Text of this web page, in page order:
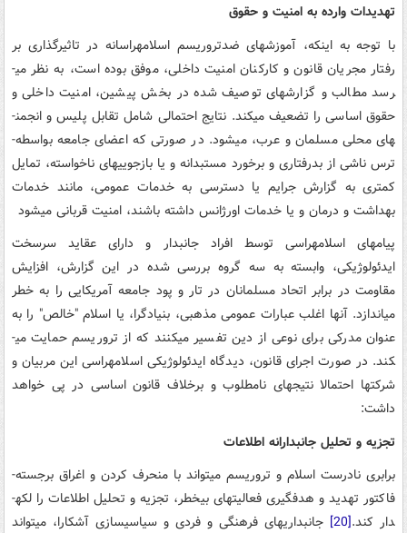
تهدیدات وارده به امنیت و حقوق
با توجه به اینکه، آموزش­های ضدتروریسم اسلام­هراسانه در تاثیرگذاری بر
رفتار مجریان قانون و کارکنان امنیت داخلی، موفق بوده است، به نظر می­
رسد مطالب و گزارش­های توصیف شده در بخش پیشین، امنیت داخلی و
حقوق اساسی را تضعیف می­کند. نتایج احتمالی شامل تقابل پلیس و انجمن­
های محلی مسلمان و عرب، می­شود. در صورتی که اعضای جامعه بواسطه­
ترس ناشی از بدرفتاری و برخورد مستبدانه و یا بازجویی­های ناخواسته، تمایل
کمتری به گزارش جرایم یا دسترسی به خدمات عمومی، مانند خدمات
بهداشت و درمان و یا خدمات اورژانس داشته باشند، امنیت قربانی می­شود
پیام­های اسلام­هراسی توسط افراد جانبدار و دارای عقاید سرسخت
ایدئولوژیکی، وابسته به سه گروه بررسی شده در این گزارش، افزایش
مقاومت در برابر اتحاد مسلمانان در تار و پود جامعه آمریکایی را به خطر
می­اندازد. آنها اغلب عبارات عمومی مذهبی، بنیادگرا، یا اسلام "خالص" را به
عنوان مدرکی برای نوعی از دین تفسیر می­کنند که از تروریسم حمایت می­
کند. در صورت اجرای قانون، دیدگاه ایدئولوژیکی اسلام­هراسی این مربیان و
شرکت­ها احتمالا نتیجه­ای نامطلوب و برخلاف قانون اساسی در پی خواهد
داشت:
تجزیه و تحلیل جانبدارانه­ اطلاعات
برابری نادرست اسلام و تروریسم می­تواند با منحرف کردن و اغراق برجسته­
فاکتور تهدید و هدف­گیری فعالیت­های بی­خطر، تجزیه و تحلیل اطلاعات را لکه­
دار کند.[20]
جانبداری­های فرهنگی و فردی و سیاسی­سازی آشکارا، می­تواند